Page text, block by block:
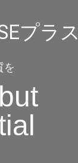
プラス
を